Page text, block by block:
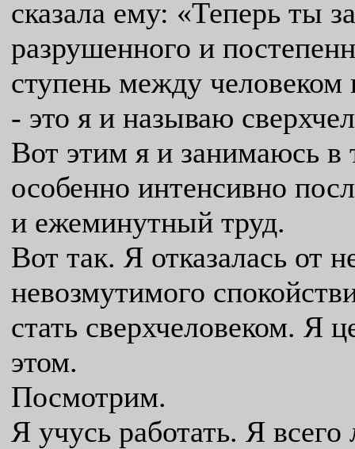
сказала ему: «Теперь ты
разрушенного и
ступень между
- это я и называю
Вот этим я и занимаюсь в
особенно интенсивно
и ежеминутный труд.
Вот так. Я отказалась от
невозмутимого
стать сверхчеловеком. Я
этом.
Посмотрим.
Я учусь работать. Я